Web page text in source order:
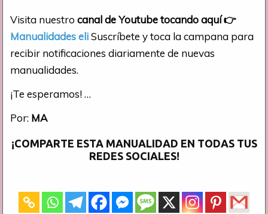
Visita nuestrocanal de Youtube tocando aquí👉
Manualidades eliSuscríbete y toca la campana para
recibir notificaciones diariamente de nuevas
manualidades.
¡Te esperamos! …
Por: MA
¡COMPARTE ESTA MANUALIDAD EN TODAS TUS
REDES SOCIALES!